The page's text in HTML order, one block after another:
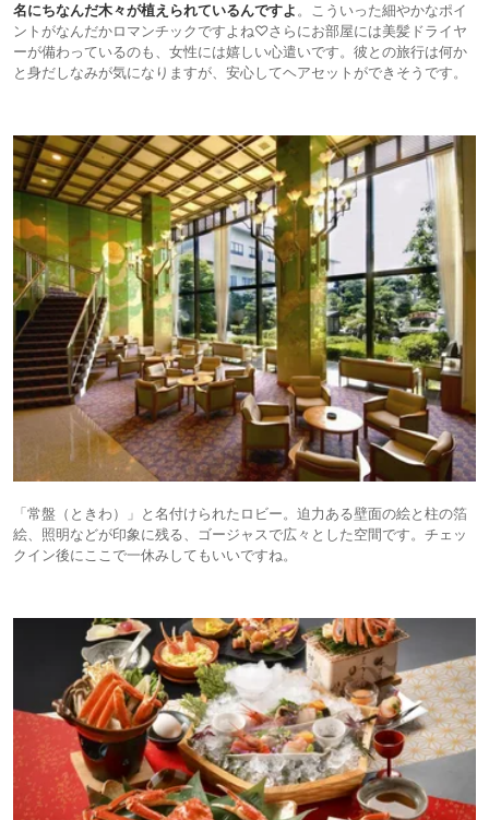
名にちなんだ木々が植えられているんですよ 。こういった細やかなポイ
ントがなんだかロマンチックですよね♡さらにお部屋には美髪ドライヤ
ーが備わっているのも、女性には嬉しい心遣いです。彼との旅行は何か
と身だしなみが気になりますが、安心してヘアセットができそうです。
「常盤（ときわ）」と名付けられたロビー。迫力ある壁面の絵と柱の箔
絵、照明などが印象に残る、ゴージャスで広々とした空間です。チェッ
クイン後にここで一休みしてもいいですね。